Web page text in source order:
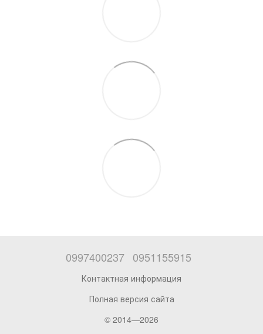
0997400237 0951155915
Контактная информация
Полная версия сайта
© 2014—2026